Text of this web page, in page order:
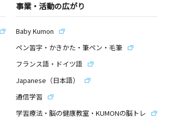
事業・活動の広がり
Baby Kumon
ペン習字・かきかた・筆ペン・毛筆
フランス語・ドイツ語
Japanese（日本語）
通信学習
学習療法・脳の健康教室・KUMONの脳トレ